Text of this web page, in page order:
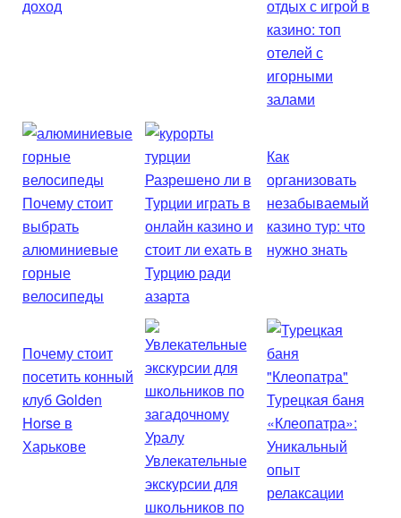
доход
отдых с игрой в
казино: топ
отелей с
игорными
залами
Почему стоит
выбрать
алюминиевые
горные
велосипеды
Разрешено ли в
Турции играть в
онлайн казино и
стоит ли ехать в
Турцию ради
азарта
Как
организовать
незабываемый
казино тур: что
нужно знать
Почему стоит
посетить конный
клуб Golden
Horse в
Харькове
Увлекательные
экскурсии для
школьников по
Турецкая баня
«Клеопатра»:
Уникальный
опыт
релаксации